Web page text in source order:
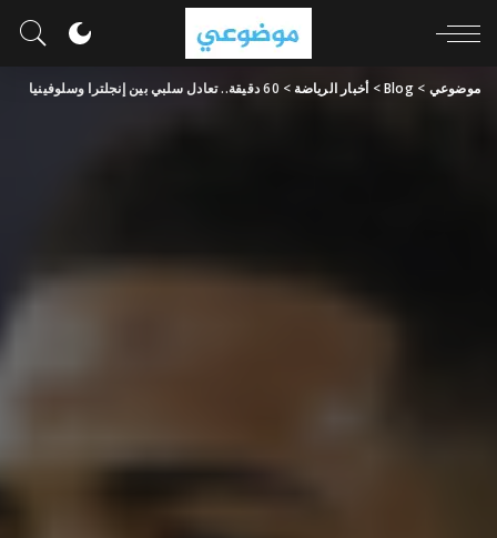
موضوعي >
Blog
> أخبار الرياضة > 60 دقيقة.. تعادل سلبي بين إنجلترا وسلوفينيا